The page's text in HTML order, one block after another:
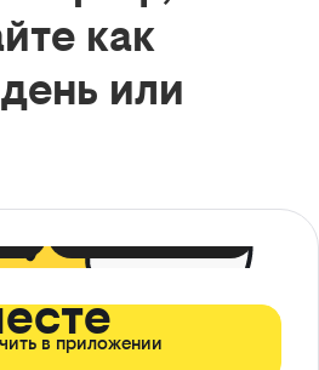
как
или
в приложении